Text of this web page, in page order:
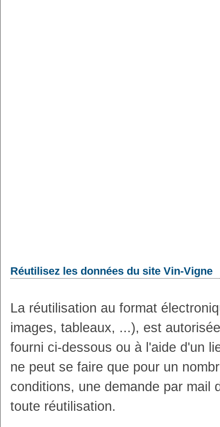
Réutilisez les données du site Vin-Vigne
La réutilisation au format
images, tableaux, ...), est
fourni ci-dessous ou à l'aide d'un
ne peut se faire que pour un
conditions, une demande par mail
toute réutilisation.